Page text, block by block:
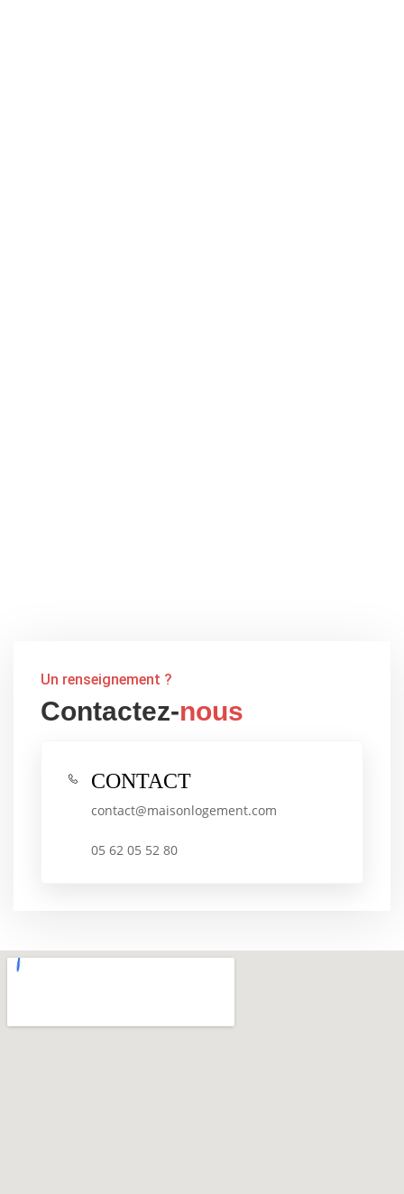
Un renseignement ?
Contactez-nous
CONTACT
contact@maisonlogement.com
05 62 05 52 80